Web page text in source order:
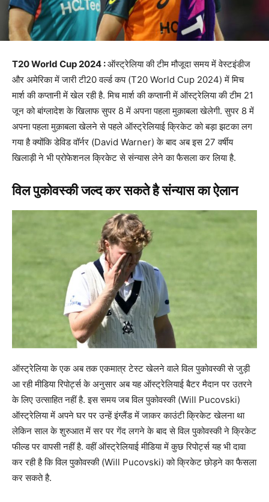
T20 World Cup 2024 :ऑस्ट्रेलिया की टीम मौजूदा समय में वेस्टइंडीज
और अमेरिका में जारी टी20 वर्ल्ड कप (T20 World Cup 2024) में मिच
मार्श की कप्तानी में खेल रही है. मिच मार्श की कप्तानी में ऑस्ट्रेलिया की टीम 21
जून को बांग्लादेश के खिलाफ सुपर 8 में अपना पहला मुक़ाबला खेलेगी. सुपर 8 में
अपना पहला मुक़ाबला खेलने से पहले ऑस्ट्रेलियाई क्रिकेट को बड़ा झटका लग
गया है क्योंकि डेविड वॉर्नर (David Warner) के बाद अब इस 27 वर्षीय
खिलाड़ी ने भी प्रोफेशनल क्रिकेट से संन्यास लेने का फैसला कर लिया है.
विल पुकोवस्की जल्द कर सकते है संन्यास का ऐलान
ऑस्ट्रेलिया के एक अब तक एकमात्र टेस्ट खेलने वाले विल पुकोवस्की से जुड़ी
आ रही मीडिया रिपोर्ट्स के अनुसार अब यह ऑस्ट्रेलियाई बैटर मैदान पर उतरने
के लिए उत्साहित नहीं है. इस समय जब विल पुकोवस्की (Will Pucovski)
ऑस्ट्रेलिया में अपने घर पर उन्हें इंग्लैंड में जाकर काउंटी क्रिकेट खेलना था
लेकिन साल के शुरुआत में सर पर गेंद लगने के बाद से विल पुकोवस्की ने क्रिकेट
फील्ड पर वापसी नहीं है. वहीं ऑस्ट्रेलियाई मीडिया में कुछ रिपोर्ट्स यह भी दावा
कर रही है कि विल पुकोवस्की (Will Pucovski) को क्रिकेट छोड़ने का फैसला
कर सकते है.